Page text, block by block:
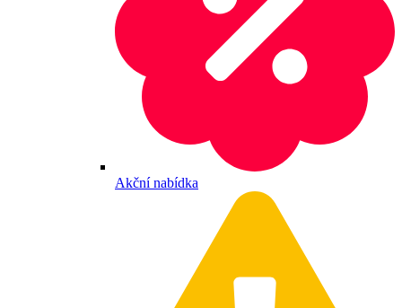
Akční nabídka